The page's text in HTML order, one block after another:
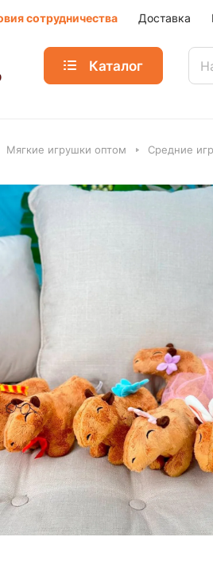
сотрудничества Доставка
Каталог
Мягкие игрушки оптом Средние